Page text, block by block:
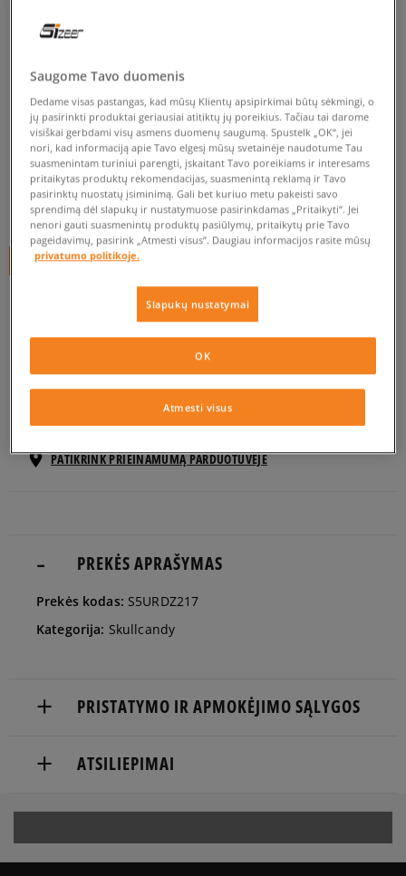
SKULLCANDY AUSINĖS
UPROCK BLACK/RASTA
unisex, skullcandy
14,99€
+ 15 tšk.SizeerClub
Prekė neprieinama
Jei prekė vėl bus sandėlyje, gausi pranešimą iš mūsų.
ONE SIZE Pranešti man
PATIKRINK PRIEINAMUMĄ PARDUOTUVĖJE
PREKĖS APRAŠYMAS
Prekės kodas: S5URDZ217
Kategorija: Skullcandy
PRISTATYMO IR APMOKĖJIMO SĄLYGOS
kurjeriu
ATSILIEPIMAI
Saugome Tavo duomenis
Dedame visas pastangas, kad mūsų Klientų apsipirkimai būtų sėkmingi, o
jų pasirinkti produktai geriausiai atitiktų jų poreikius. Tačiau tai darome
visiškai gerbdami visų asmens duomenų saugumą. Spustelk „OK“, jei
nori, kad informaciją apie Tavo elgesį mūsų svetainėje naudotume Tau
suasmenintam turiniui parengti, įskaitant Tavo poreikiams ir interesams
pritaikytas produktų rekomendacijas, suasmenintą reklamą ir Tavo
pasirinktų nuostatų įsiminimą. Gali bet kuriuo metu pakeisti savo
sprendimą dėl slapukų ir nustatymuose pasirinkdamas „Pritaikyti“. Jei
nenori gauti suasmenintų produktų pasiūlymų, pritaikytų prie Tavo
pageidavimų, pasirink „Atmesti visus”. Daugiau informacijos rasite mūsų
privatumo politikoje.
Slapukų nustatymai
Atmesti visus
OK